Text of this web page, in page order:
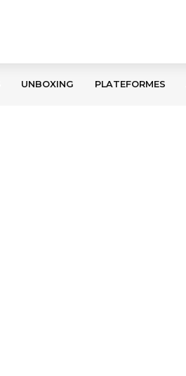
UNBOXING PLATEFORMES